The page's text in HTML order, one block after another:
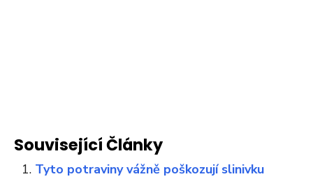
Související Články
Tyto potraviny vážně poškozují slinivku